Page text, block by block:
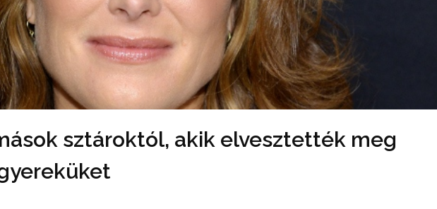
sztároktól, akik elvesztették meg